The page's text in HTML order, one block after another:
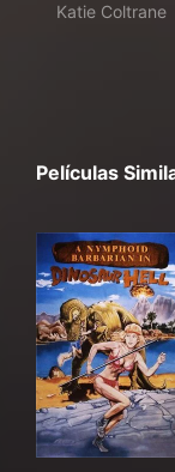
Katie Coltrane
Películas